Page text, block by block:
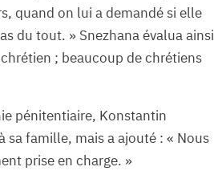
quand on lui a demandé si elle
du tout. » Snezhana évalua ainsi
; beaucoup de chrétiens
pénitentiaire, Konstantin
sa famille, mais a ajouté : « Nous
prise en charge. »